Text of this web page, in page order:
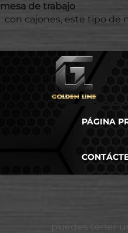
mesa de trabajo
con cajones, este tipo de
PÁGINA
puedes tener